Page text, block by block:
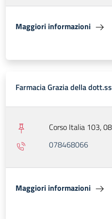
Maggiori informazioni
Farmacia Grazia della
Corso Italia 103,
078468066
Maggiori informazioni